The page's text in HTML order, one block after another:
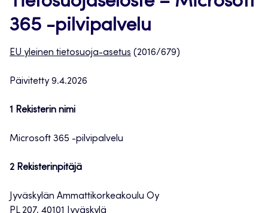
365 -pilvipalvelu
EU yleinen tietosuoja-asetus (2016/679)
Päivitetty 9.4.2026
1 Rekisterin nimi
Microsoft 365 -pilvipalvelu
2 Rekisterinpitäjä
Jyväskylän Ammattikorkeakoulu Oy
PL 207, 40101 Jyväskylä